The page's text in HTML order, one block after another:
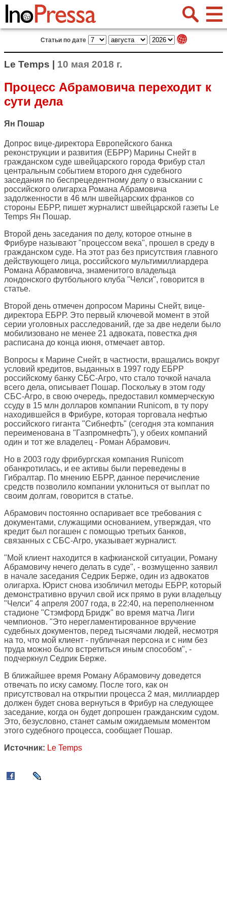
Статьи по дате
Le Temps | 10 мая 2018 г.
Процесс Абрамовича переходит к
сути дела
Ян Пошар
Допрос вице-директора Европейского банка
реконструкции и развития (ЕБРР) Марины Снейт в
гражданском суде швейцарского города Фрибур стал
центральным событием второго дня судебного
заседания по беспрецедентному делу о взыскании с
российского олигарха Романа Абрамовича
задолженности в 46 млн швейцарских франков со
стороны ЕБРР, пишет журналист швейцарской газеты Le
Temps Ян Пошар.
Второй день заседания по делу, которое отныне в
Фрибуре называют "процессом века", прошел в среду в
гражданском суде. На этот раз без присутствия главного
действующего лица, российского мультимиллиардера
Романа Абрамовича, знаменитого владельца
лондонского футбольного клуба "Челси", говорится в
статье.
Второй день отмечен допросом Марины Снейт, вице-
директора ЕБРР. Это первый ключевой момент в этой
серии уголовных расследований, где за две недели было
мобилизовано не менее 21 адвоката, повестка дня
расписана до конца июня, отмечает автор.
Вопросы к Марине Снейт, в частности, вращались вокруг
условий кредитов, выданных в 1997 году ЕБРР
российскому банку СБС-Агро, что стало точкой начала
всего дела, описывает Пошар. Поскольку в этом году
СБС-Агро, в свою очередь, предоставил коммерческую
ссуду в 15 млн долларов компании Runicom, в ту пору
находившейся в Фрибуре, которая торговала нефтью
российского гиганта "Сибнефть" (сегодня эта компания
переименована в "Газпромнефть"), у обеих компаний
один и тот же владелец - Роман Абрамович.
Но в 2003 году фрибургская компания Runicom
обанкротилась, и ее активы были переведены в
Гибралтар. По мнению ЕБРР, данное перечисление
средств позволило компании уклониться от выплат по
своим долгам, говорится в статье.
Абрамович постоянно оспаривает все требования с
документами, служащими основанием, утверждая, что
кредит был погашен с помощью третьих банков,
связанных с СБС-Агро, указывает журналист.
"Мой клиент находится в кафкианской ситуации, Роману
Абрамовичу нечего делать в суде", - возмущенно заявил
в начале заседания Седрик Берже, один из адвокатов
олигарха. Юрист снова изобличил методы ЕБРР, который
демонстративно вручил свой иск прямо в руки владельцу
"Челси" 4 апреля 2007 года, в 22:40, на переполненном
стадионе "Стэмфорд Бридж" во время матча Лиги
чемпионов. "Это нерегламентированное вручение
судебных документов, перед тысячами людей, несмотря
на то, что мой клиент - публичная персона и с ним без
труда можно было встретиться иным способом", -
подчеркнул Седрик Берже.
В ближайшее время Роману Абрамовичу доведется
отвечать по иску самому. После того, как он
присутствовал на открытии процесса 2 мая, миллиардер
должен будет снова вернуться в Фрибур на следующее
заседание, когда он будет допрошен гражданским судом.
Это, безусловно, станет самым ожидаемым моментом
этого судебного процесса, сообщает Пошар.
Источник: Le Temps